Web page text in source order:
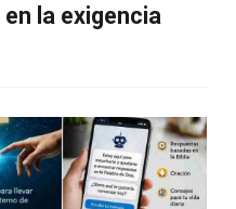
la exigencia